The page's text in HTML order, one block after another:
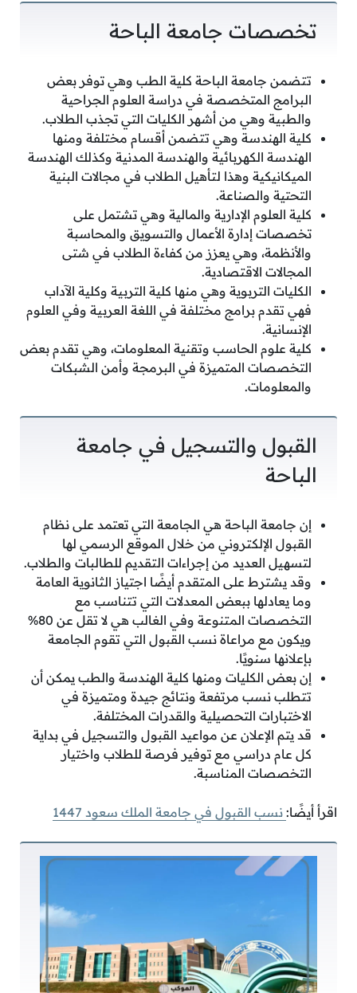
تخصصات جامعة الباحة
تتضمن جامعة الباحة كلية الطب وهي توفر بعض
البرامج المتخصصة في دراسة العلوم الجراحية
والطبية وهي من أشهر الكليات التي تجذب الطلاب.
كلية الهندسة وهي تتضمن أقسام مختلفة ومنها
الهندسة الكهربائية والهندسة المدنية وكذلك الهندسة
الميكانيكية وهذا لتأهيل الطلاب في مجالات البنية
التحتية والصناعة.
كلية العلوم الإدارية والمالية وهي تشتمل على
تخصصات إدارة الأعمال والتسويق والمحاسبة
والأنظمة، وهي يعزز من كفاءة الطلاب في شتى
المجالات الاقتصادية.
الكليات التربوية وهي منها كلية التربية وكلية الآداب
فهي تقدم برامج مختلفة في اللغة العربية وفي العلوم
الإنسانية.
كلية علوم الحاسب وتقنية المعلومات، وهي تقدم بعض
التخصصات المتميزة في البرمجة وأمن الشبكات
والمعلومات.
القبول والتسجيل في جامعة
الباحة
إن جامعة الباحة هي الجامعة التي تعتمد على نظام
القبول الإلكتروني من خلال الموقع الرسمي لها
لتسهيل العديد من إجراءات التقديم للطالبات والطلاب.
وقد يشترط على المتقدم أيضًا اجتياز الثانوية العامة
وما يعادلها ببعض المعدلات التي تتناسب مع
التخصصات المتنوعة وفي الغالب هي لا تقل عن 80%
ويكون مع مراعاة نسب القبول التي تقوم الجامعة
بإعلانها سنويًا.
إن بعض الكليات ومنها كلية الهندسة والطب يمكن أن
تتطلب نسب مرتفعة ونتائج جيدة ومتميزة في
الاختبارات التحصيلية والقدرات المختلفة.
قد يتم الإعلان عن مواعيد القبول والتسجيل في بداية
كل عام دراسي مع توفير فرصة للطلاب واختيار
التخصصات المناسبة.
اقرأ أيضًا: نسب القبول في جامعة الملك سعود 1447